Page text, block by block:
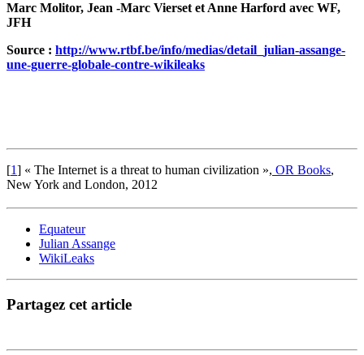
Marc Molitor, Jean -Marc Vierset et Anne Harford avec WF,
JFH
Source : http://www.rtbf.be/info/medias/detail_julian-assange-
une-guerre-globale-contre-wikileaks
[1] « The Internet is a threat to human civilization », OR Books,
New York and London, 2012
Equateur
Julian Assange
WikiLeaks
Partagez cet article